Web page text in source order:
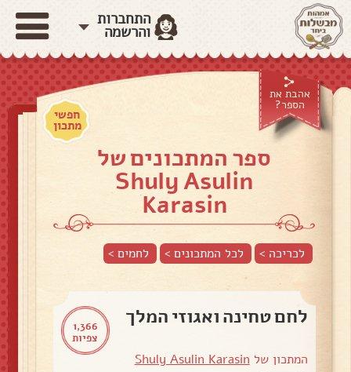
התחברות
והרשמה
אהבת את
הספר?
חפשי
מתכון
ספר המתכונים של
Shuly Asulin
Karasin
לכריכה > לכל המתכונים > לחמים>
1,366
צפיות
לחם טחינה ואגוזי המלך
המתכון של Shuly Asulin Karasin